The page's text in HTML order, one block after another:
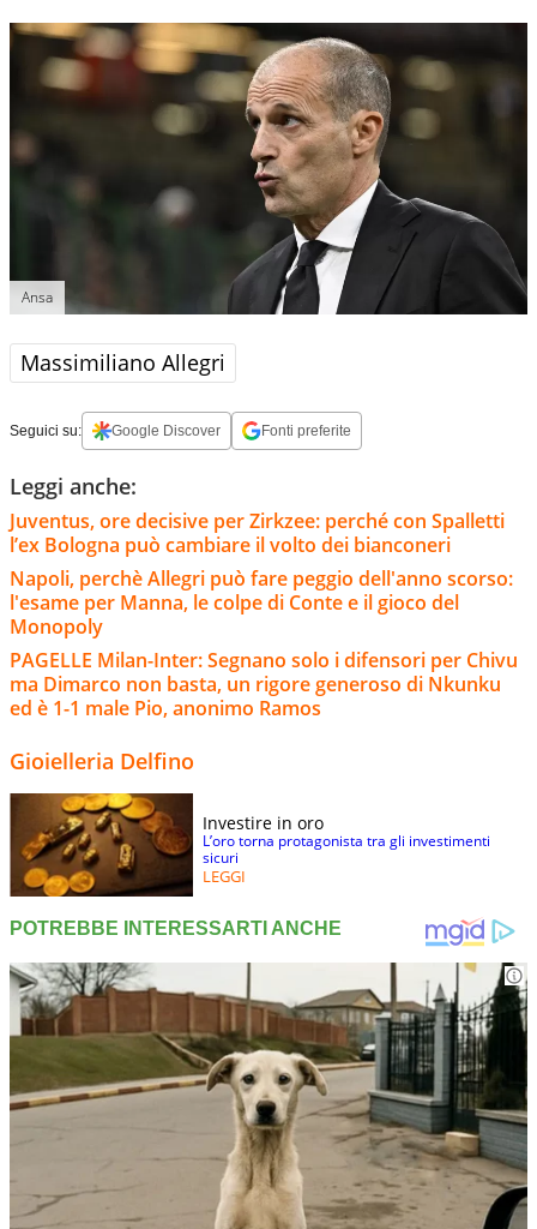
Ansa
Massimiliano Allegri
Seguici su: Google Discover Fonti preferite
Leggi anche:
Juventus, ore decisive per Zirkzee: perché con Spalletti
l’ex Bologna può cambiare il volto dei bianconeri
Napoli, perchè Allegri può fare peggio dell'anno scorso:
l'esame per Manna, le colpe di Conte e il gioco del
Monopoly
PAGELLE Milan-Inter: Segnano solo i difensori per Chivu
ma Dimarco non basta, un rigore generoso di Nkunku
ed è 1-1 male Pio, anonimo Ramos
Gioielleria Delfino
Investire in oro
L’oro torna protagonista tra gli investimenti
sicuri
LEGGI